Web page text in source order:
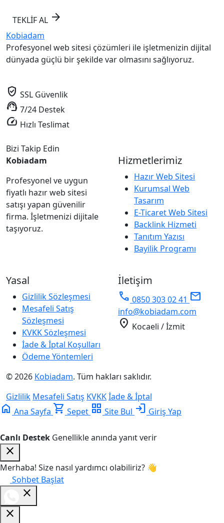
TEKLİF AL arrow_forward
Kobiadam
Profesyonel web sitesi çözümleri ile işletmenizin dijital
dünyada güçlü bir şekilde var olmasını sağlıyoruz.
verified_user SSL Güvenlik
support_agent 7/24 Destek
speed Hızlı Teslimat
Bizi Takip Edin
Kobiadam
Profesyonel ve uygun
fiyatlı hazır web sitesi
satışı yapan güvenilir
firma. İşletmenizi dijitale
taşıyoruz.
Hizmetlerimiz
Hazır Web Sitesi
Kurumsal Web
Tasarım
E-Ticaret Web Sitesi
Backlink Hizmeti
Tanıtım Yazısı
Bayilik Programı
Yasal
Gizlilik Sözleşmesi
Mesafeli Satış
Sözleşmesi
KVKK Sözleşmesi
İade & İptal Koşulları
Ödeme Yöntemleri
İletişim
phone 0850 303 02 41 mail
info@kobiadam.com
location_on Kocaeli / İzmit
© 2026 Kobiadam. Tüm hakları saklıdır.
Gizlilik Mesafeli Satış KVKKİade & İptal
home Ana Sayfa shopping_cart Sepet grid_view Site Bul login Giriş Yap
Canlı Destek Genellikle anında yanıt verir
close
Merhaba! Size nasıl yardımcı olabiliriz? 👋
Sohbet Başlat
close
close